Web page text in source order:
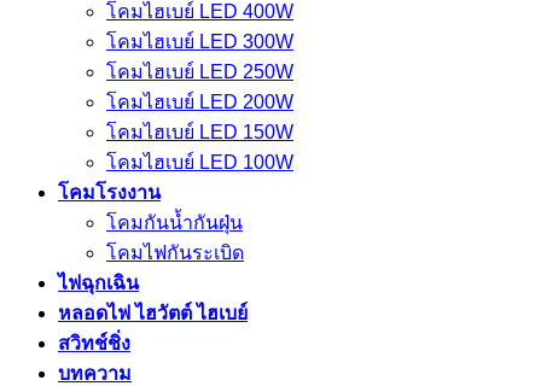
โคมไฮเบย์ LED 400W
โคมไฮเบย์ LED 300W
โคมไฮเบย์ LED 250W
โคมไฮเบย์ LED 200W
โคมไฮเบย์ LED 150W
โคมไฮเบย์ LED 100W
โคมโรงงาน
โคมกันน้ำกันฝุ่น
โคมไฟกันระเบิด
ไฟฉุกเฉิน
หลอดไฟ ไฮวัตต์ ไฮเบย์
สวิทช์ชิ่ง
บทความ